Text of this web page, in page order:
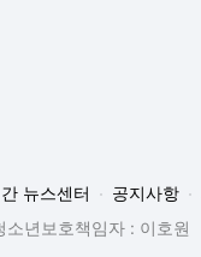
뉴스센터 공지사항
소년보호책임자 : 이호원